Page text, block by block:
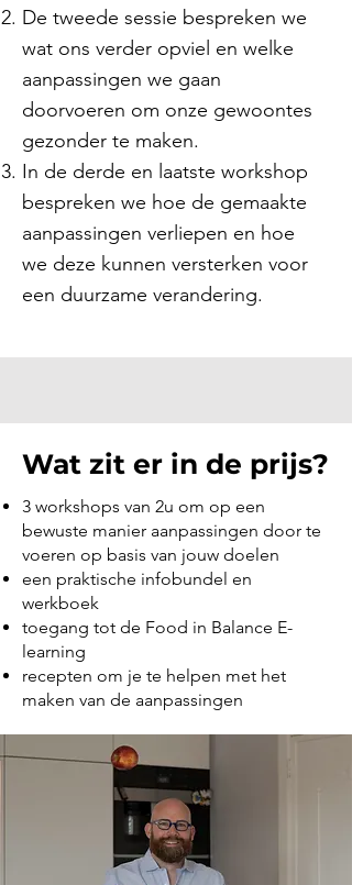
De tweede sessie bespreken we
wat ons verder opviel en welke
aanpassingen we gaan
doorvoeren om onze gewoontes
gezonder te maken.
In de derde en laatste workshop
bespreken we hoe de gemaakte
aanpassingen verliepen en hoe
we deze kunnen versterken voor
een duurzame verandering.
Wat zit er in de prijs?
3 workshops van 2u om op een
bewuste manier aanpassingen door te
voeren op basis van jouw doelen
een praktische infobundel en
werkboek
toegang tot de Food in Balance E-
learning
recepten om je te helpen met het
maken van de aanpassingen